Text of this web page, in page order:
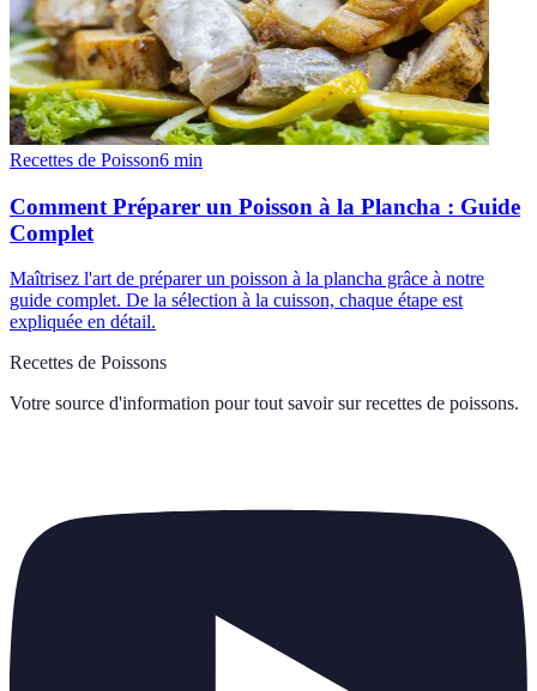
Recettes de Poisson6 min
Comment Préparer un Poisson à la Plancha : Guide
Complet
Maîtrisez l'art de préparer un poisson à la plancha grâce à notre
guide complet. De la sélection à la cuisson, chaque étape est
expliquée en détail.
Recettes de Poissons
Votre source d'information pour tout savoir sur recettes de poissons.